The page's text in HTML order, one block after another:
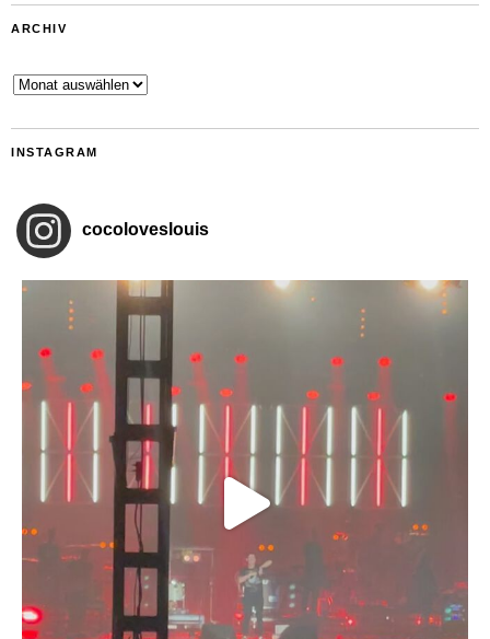
ARCHIV
Archiv
INSTAGRAM
cocoloveslouis